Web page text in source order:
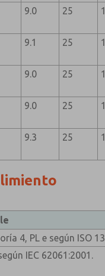
9.0 25
9.1 25
9.0 25
9.0 25
9.3 25
4, PL e según ISO
IEC 62061:2001.